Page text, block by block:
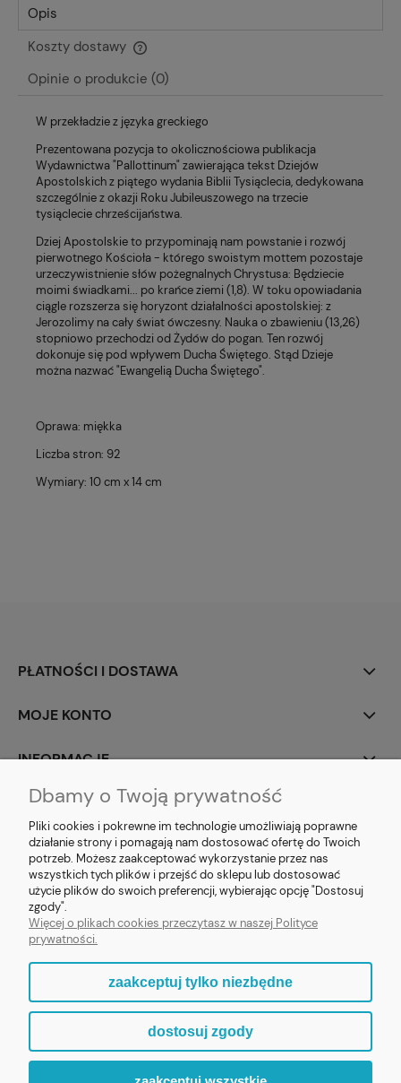
Opis
Koszty dostawy
Cena nie zawiera ewentualnych kosztów płatności
Opinie o produkcie (0)
W przekładzie z języka greckiego
Prezentowana pozycja to okolicznościowa publikacja
Wydawnictwa "Pallottinum" zawierająca tekst Dziejów
Apostolskich z piątego wydania Biblii Tysiąclecia, dedykowana
szczególnie z okazji Roku Jubileuszowego na trzecie
tysiąclecie chrześcijaństwa.
Dziej Apostolskie to przypominają nam powstanie i rozwój
pierwotnego Kościoła - którego swoistym mottem pozostaje
urzeczywistnienie słów pożegnalnych Chrystusa: Będziecie
moimi świadkami... po krańce ziemi (1,8). W toku opowiadania
ciągle rozszerza się horyzont działalności apostolskiej: z
Jerozolimy na cały świat ówczesny. Nauka o zbawieniu (13,26)
stopniowo przechodzi od Żydów do pogan. Ten rozwój
dokonuje się pod wpływem Ducha Świętego. Stąd Dzieje
można nazwać "Ewangelią Ducha Świętego".
Oprawa: miękka
Liczba stron: 92
Wymiary: 10 cm x 14 cm
PŁATNOŚCI I DOSTAWA
MOJE KONTO
INFORMACJE
SOCIAL MEDIA
E-prezent.org|sprzedaz@e-prezent.org.pl| Tel.:511546060| NIP:
1133029322 | REGON: 388212193 | Skaryszewska 12, 03-802 Warszawa
© 2021 Księgarnia PREZENT
Sklep internetowy Shoper.pl
Dbamy o Twoją prywatność
Pliki cookies i pokrewne im technologie umożliwiają poprawne
działanie strony i pomagają nam dostosować ofertę do Twoich
potrzeb. Możesz zaakceptować wykorzystanie przez nas
wszystkich tych plików i przejść do sklepu lub dostosować
użycie plików do swoich preferencji, wybierając opcję "Dostosuj
zgody".
Więcej o plikach cookies przeczytasz w naszej Polityce
prywatności.
zaakceptuj tylko niezbędne
dostosuj zgody